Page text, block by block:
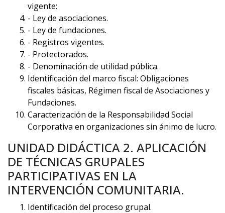
vigente:
- Ley de asociaciones.
- Ley de fundaciones.
- Registros vigentes.
- Protectorados.
- Denominación de utilidad pública.
Identificación del marco fiscal: Obligaciones
fiscales básicas, Régimen fiscal de Asociaciones y
Fundaciones.
Caracterización de la Responsabilidad Social
Corporativa en organizaciones sin ánimo de lucro.
UNIDAD DIDÁCTICA 2. APLICACIÓN
DE TÉCNICAS GRUPALES
PARTICIPATIVAS EN LA
INTERVENCIÓN COMUNITARIA.
Identificación del proceso grupal.